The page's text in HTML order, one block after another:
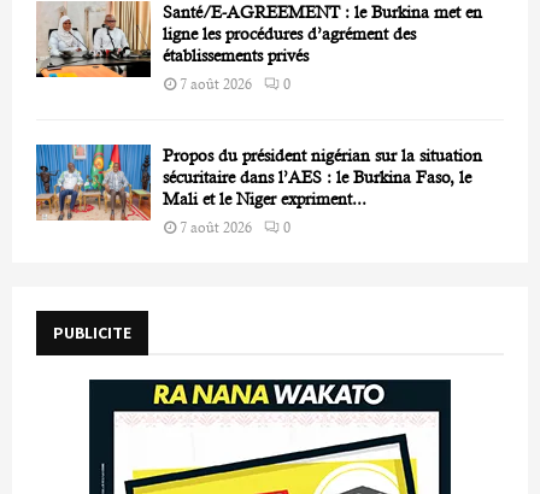
Santé/E-AGREEMENT : le Burkina met en
ligne les procédures d’agrément des
établissements privés
7 août 2026 0
Propos du président nigérian sur la situation
sécuritaire dans l’AES : le Burkina Faso, le
Mali et le Niger expriment...
7 août 2026 0
PUBLICITE